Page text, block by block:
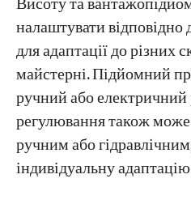
налаштувати
для адаптації до різних
майстерні. Підйомний
ручний або
регулювання також
ручним або
індивідуальну